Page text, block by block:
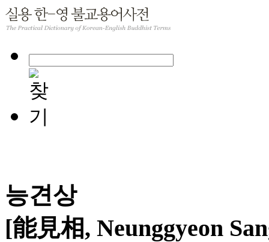
능견상
[能見相, Neunggyeon